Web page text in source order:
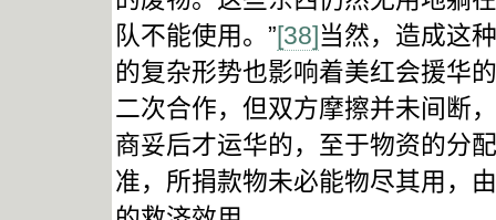
队不能使用。”[38]当然，造成这
的复杂形势也影响着美红会援华
二次合作，但双方摩擦并未间断
商妥后才运华的，至于物资的分
准，所捐款物未必能物尽其用，